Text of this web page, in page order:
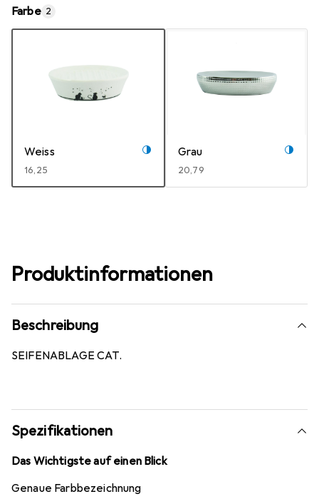
Farbe 2
Weiss
EUR
16,25
Grau
EUR
20,79
Produktinformationen
Beschreibung
SEIFENABLAGE CAT.
Spezifikationen
Das Wichtigste auf einen Blick
Genaue Farbbezeichnung